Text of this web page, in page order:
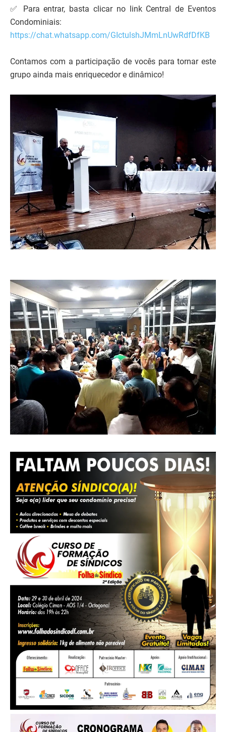
✅ Para entrar, basta clicar no link Central de Eventos
Condominiais:
https://chat.whatsapp.com/GIctulshJMmLnUwRdfDfKB
Contamos com a participação de vocês para tornar este
grupo ainda mais enriquecedor e dinâmico!